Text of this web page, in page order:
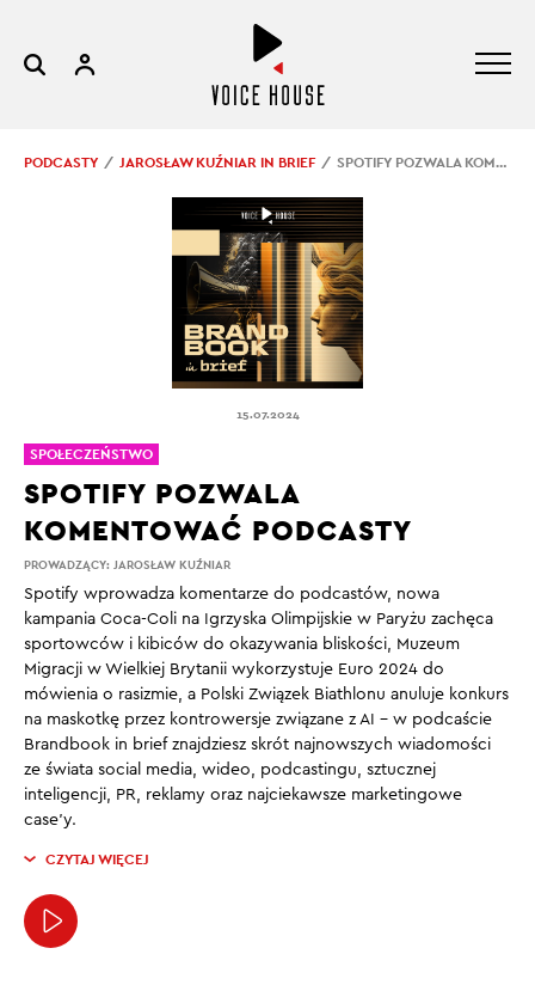
PODCASTY JAROSŁAW KUŹNIAR IN BRIEF SPOTIFY POZWALA KOMENTOWAĆ PODCASTY
15.07.2024
PROWADZĄCY: JAROSŁAW KUŹNIAR
SPOTIFY POZWALA
KOMENTOWAĆ PODCASTY
Spotify wprowadza komentarze do podcastów, nowa
kampania Coca-Coli na Igrzyska Olimpijskie w Paryżu zachęca
sportowców i kibiców do okazywania bliskości, Muzeum
Migracji w Wielkiej Brytanii wykorzystuje Euro 2024 do
mówienia o rasizmie, a Polski Związek Biathlonu anuluje konkurs
na maskotkę przez kontrowersje związane z AI – w podcaście
Brandbook in brief znajdziesz skrót najnowszych wiadomości
ze świata social media, wideo, podcastingu, sztucznej
inteligencji, PR, reklamy oraz najciekawsze marketingowe
case’y.
CZYTAJ WIĘCEJ
SPOŁECZEŃSTWO